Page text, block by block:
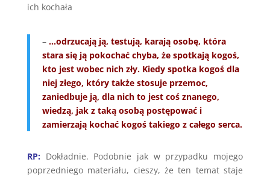
ich kochała
– …odrzucają ją, testują, karają osobę, która
stara się ją pokochać chyba, że spotkają kogoś,
kto jest wobec nich zły. Kiedy spotka kogoś dla
niej złego, który także stosuje przemoc,
zaniedbuje ją, dla nich to jest coś znanego,
wiedzą, jak z taką osobą postępować i
zamierzają kochać kogoś takiego z całego serca.
RP: Dokładnie. Podobnie jak w przypadku mojego
poprzedniego materiału, cieszy, że ten temat staje